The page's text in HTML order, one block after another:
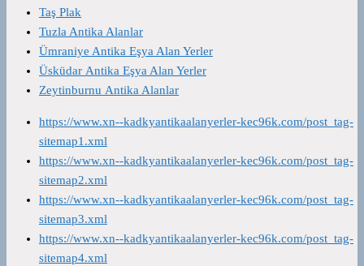
Taş Plak
Tuzla Antika Alanlar
Ümraniye Antika Eşya Alan Yerler
Üsküdar Antika Eşya Alan Yerler
Zeytinburnu Antika Alanlar
https://www.xn--kadkyantikaalanyerler-kec96k.com/post_tag-
sitemap1.xml
https://www.xn--kadkyantikaalanyerler-kec96k.com/post_tag-
sitemap2.xml
https://www.xn--kadkyantikaalanyerler-kec96k.com/post_tag-
sitemap3.xml
https://www.xn--kadkyantikaalanyerler-kec96k.com/post_tag-
sitemap4.xml